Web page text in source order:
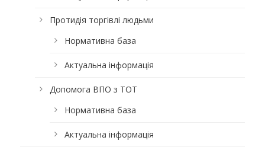
Протидія торгівлі людьми
Нормативна база
Актуальна інформація
Допомога ВПО з ТОТ
Нормативна база
Актуальна інформація